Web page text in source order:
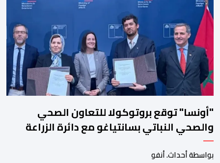
الاجتماعية والتضامنية والإنسانية. ووفق بلاغ للمنظمين، تقترح هذه
الدورة، التي تنظم تحت الرعاية السامية لصاحب الجلالة الملك محمد
السادس، تحت شعار “سيدات البحر الأبيض المتوسط، […]
"أونسا" توقع بروتوكولا للتعاون الصحي
والصحي النباتي بسانتياغو مع دائرة الزراعة
وتربية المواشي
بواسطة أحداث. أنفو